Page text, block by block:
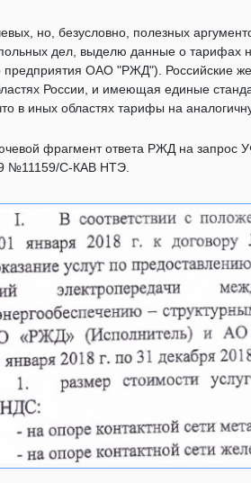
но, безусловно, полезных
дел, выделю данные о
предприятия ОАО "РЖД"). Российские
России, и имеющая единые
в иных областях тарифы на
фрагмент ответа РЖД на запрос
№11159/С-КАВ НТЭ.